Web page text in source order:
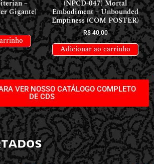
–
Gigante)
(NPCD-047) Mortal
Embodiment – Unbounded
Emptiness (COM POSTER)
R$40,00
Adicionar ao carrinho
VER NOSSO CATÁLOGO COMPLETO
DE CDS